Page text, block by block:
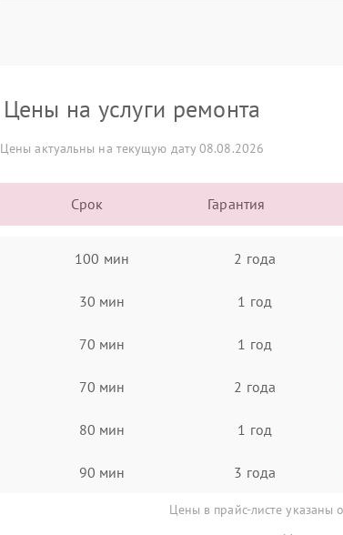
Цены на услуги ремонта
Цены актуальны на текущую дату 08.08.2026
Срок Гарантия
100 мин 2 года
30 мин 1 год
70 мин 1 год
70 мин 2 года
80 мин 1 год
90 мин 3 года
Цены в прайс-листе указаны